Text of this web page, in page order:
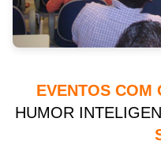
EVENTOS COM
HUMOR